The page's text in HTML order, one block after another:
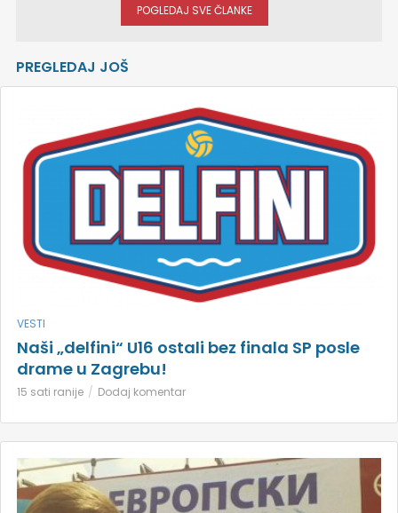
POGLEDAJ SVE ČLANKE
PREGLEDAJ JOŠ
VESTI
Naši „delfini“ U16 ostali bez finala SP posle
drame u Zagrebu!
15 sati ranije Dodaj komentar